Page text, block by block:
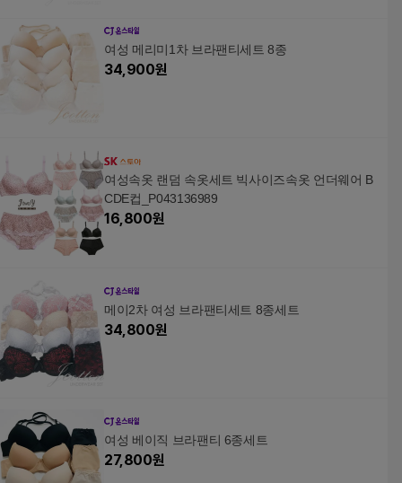
여성 메리미1차 브라팬티세트 8종
34,900원
여성속옷 랜덤 속옷세트 빅사이즈속옷 언더웨어 B
CDE컵_P043136989
16,800원
메이2차 여성 브라팬티세트 8종세트
34,800원
여성 베이직 브라팬티 6종세트
27,800원